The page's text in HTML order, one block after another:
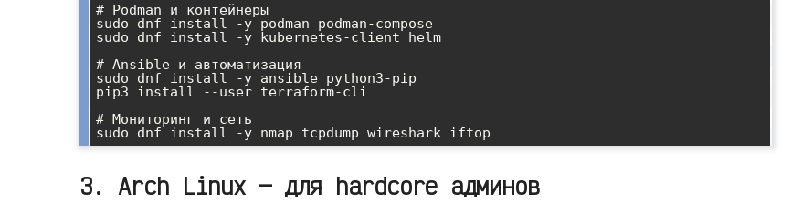
# Podman и контейнеры
sudo dnf install -y podman podman-compose
sudo dnf install -y kubernetes-client helm
# Ansible и автоматизация
sudo dnf install -y ansible python3-pip
pip3 install --user terraform-cli
# Мониторинг и сеть
3. Arch Linux — для hardcore админов